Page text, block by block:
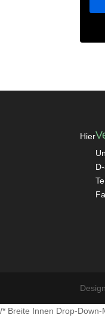
Hier
/* Breite Innen Drop-